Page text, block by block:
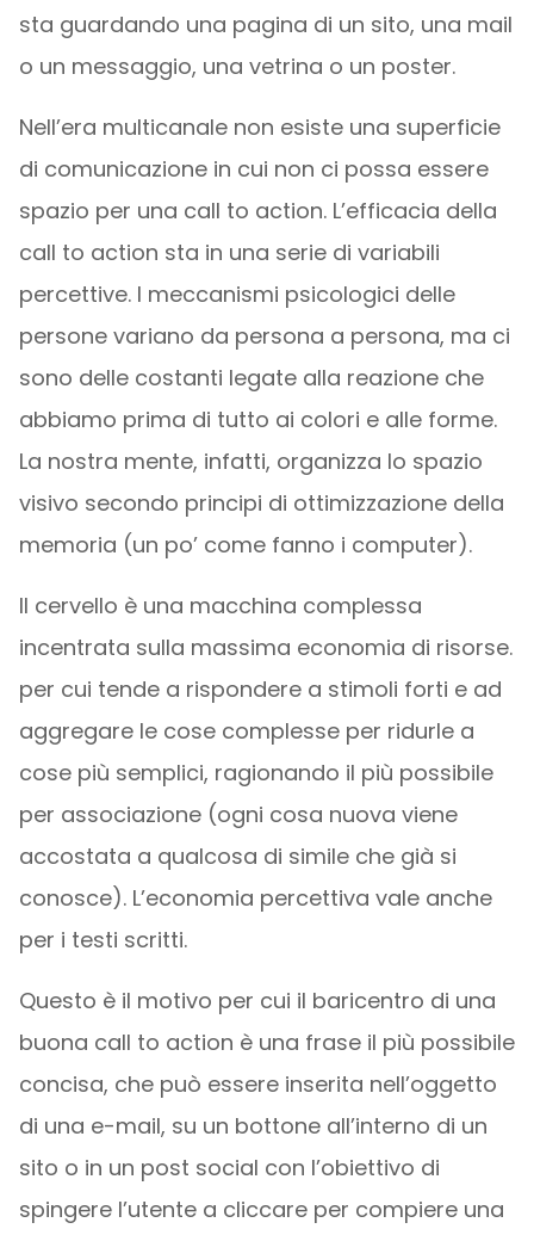
sta guardando una pagina di un sito, una mail
o un messaggio, una vetrina o un poster.
Nell’era multicanale non esiste una superficie
di comunicazione in cui non ci possa essere
spazio per una call to action. L’efficacia della
call to action sta in una serie di variabili
percettive. I meccanismi psicologici delle
persone variano da persona a persona, ma ci
sono delle costanti legate alla reazione che
abbiamo prima di tutto ai colori e alle forme.
La nostra mente, infatti, organizza lo spazio
visivo secondo principi di ottimizzazione della
memoria (un po’ come fanno i computer).
Il cervello è una macchina complessa
incentrata sulla massima economia di risorse.
per cui tende a rispondere a stimoli forti e ad
aggregare le cose complesse per ridurle a
cose più semplici, ragionando il più possibile
per associazione (ogni cosa nuova viene
accostata a qualcosa di simile che già si
conosce). L’economia percettiva vale anche
per i testi scritti.
Questo è il motivo per cui il baricentro di una
buona call to action è una frase il più possibile
concisa, che può essere inserita nell’oggetto
di una e-mail, su un bottone all’interno di un
sito o in un post social con l’obiettivo di
spingere l’utente a cliccare per compiere una